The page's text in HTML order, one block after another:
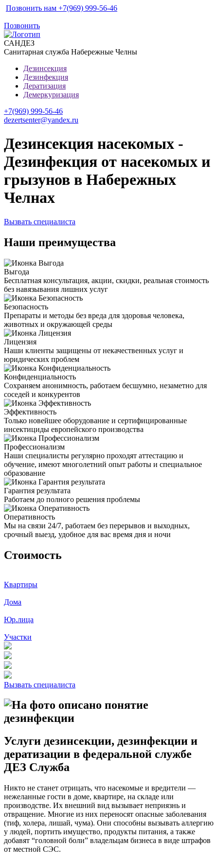
Позвонить нам +7(969) 999-56-46
Позвонить
САНДЕЗ
Санитарная служба Набережные Челны
Дезинсекция
Дезинфекция
Дератизация
Демеркуризация
+7(969) 999-56-46
dezertsenter@yandex.ru
Дезинсекция насекомых -
Дезинфекция от насекомых и
грызунов в Набережных
Челнах
Вызвать специалиста
Наши преимущества
Выгода
Бесплатная консультация, акции, скидки, реальная стоимость
без навязывания лишних услуг
Безопасность
Препараты и методы без вреда для здоровья человека,
животных и окружающей среды
Лицензия
Наши клиенты защищены от некачественных услуг и
юридических проблем
Конфиденциальность
Сохраняем анонимность, работаем бесшумно, незаметно для
соседей и конкурентов
Эффективность
Только новейшее оборудование и сертифицированные
инсектициды европейского производства
Профессионализм
Наши специалисты регулярно проходят аттестацию и
обучение, имеют многолетний опыт работы и специальное
образование
Гарантия результата
Работаем до полного решения проблемы
Оперативность
Мы на связи 24/7, работаем без перерывов и выходных,
срочный выезд, удобное для вас время дня и ночи
Стоимость
Квартиры
Дома
Юр.лица
Участки
Вызвать специалиста
Услуги дезинсекции, дезинфекции и
дератизации в федеральной службе
ДЕЗ Служба
Никто не станет отрицать, что насекомые и вредители —
нежеланные гости в доме, квартире, на складе или
производстве. Их внешний вид вызывает неприязнь и
отвращение. Многие из них переносят опасные заболевания
(тиф, холера, лишай, чума). Они способны вызывать аллергию
у людей, портить имущество, продукты питания, а также
добавят “головной боли” владельцам бизнеса в виде штрафов
от местной СЭС.